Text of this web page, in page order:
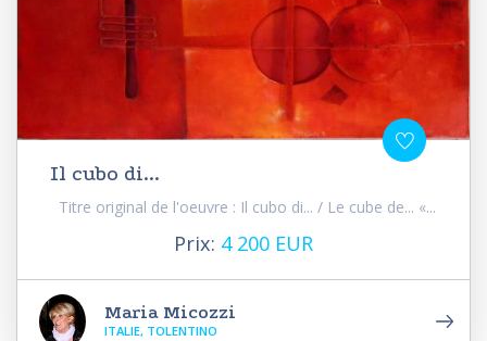
Il cubo di...
Titre original de l'oeuvre : Il cubo di... / Le cube de... «...
Prix: 4 200 EUR
Maria Micozzi
ITALIE, TOLENTINO